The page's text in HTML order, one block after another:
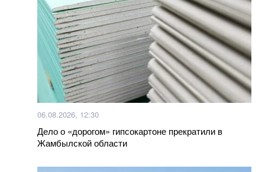
06.08.2026, 12:30
Дело о «дорогом» гипсокартоне прекратили в
Жамбылской области